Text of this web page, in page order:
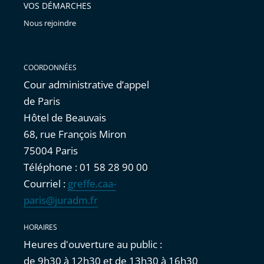
VOS DÉMARCHES
Nous rejoindre
COORDONNÉES
Cour administrative d’appel
de Paris
Hôtel de Beauvais
68, rue François Miron
75004 Paris
Téléphone : 01 58 28 90 00
Courriel : greffe.caa-
paris@juradm.fr
HORAIRES
Heures d'ouverture au public :
de 9h30 à 12h30 et de 13h30 à 16h30